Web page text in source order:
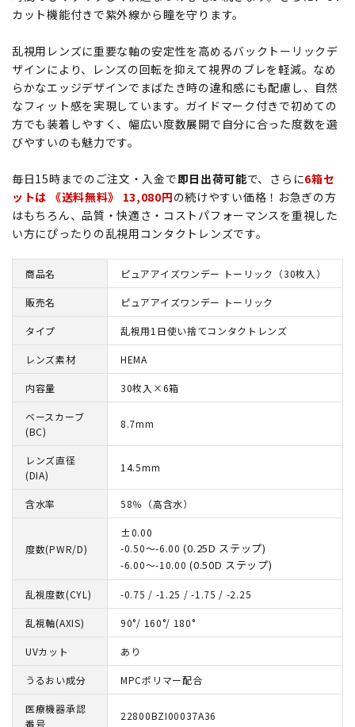
カット機能付きで紫外線から瞳を守ります。
乱視用レンズに重要な軸の安定性を高めるバックトーリックデ
ザインにより、レンズの回転を抑えて視界のブレを軽減。なめ
らかなエッジデザインでまばたき時の違和感にも配慮し、自然
なフィット感を実現しています。ガイドマーク付きで初めての
方でも装着しやすく、幅広い度数展開で自分に合った度数を選
びやすいのも魅力です。
毎日15時までのご注文・入金で即日出荷可能で、さらに6箱セ
ットは 《送料無料》 13,080円の続けやすい価格！お急ぎの方
はもちろん、品質・快適さ・コストパフォーマンスを重視した
い方にぴったりの乱視用コンタクトレンズです。
商品名 ピュアアイズワンデー トーリック（30枚入）
販売名 ピュアアイズワンデー トーリック
タイプ 乱視用1日使い捨てコンタクトレンズ
レンズ素材 HEMA
内容量 30枚入×6箱
ベースカーブ
(BC)
8.7mm
レンズ直径
(DIA)
14.5mm
含水率 58％（高含水）
度数(PWR/D)
±0.00
-0.50～-6.00(0.25D ステップ)
-6.00～-10.00(0.50D ステップ)
乱視度数(CYL) -0.75 / -1.25 / -1.75 / -2.25
乱視軸(AXIS) 90°/ 160°/ 180°
UVカット あり
うるおい成分 MPCポリマー配合
医療機器承認
番号
22800BZI00037A36